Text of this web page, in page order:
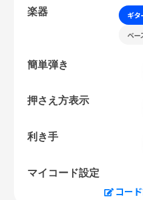
楽器 ギタ
ベー
簡単弾き
押さえ方表示
利き手
マイコード設定
コー